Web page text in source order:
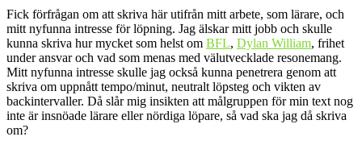
Fick förfrågan om att skriva här utifrån mitt arbete, som lärare, och
mitt nyfunna intresse för löpning. Jag älskar mitt jobb och skulle
kunna skriva hur mycket som helst om BFL, Dylan William, frihet
under ansvar och vad som menas med välutvecklade resonemang.
Mitt nyfunna intresse skulle jag också kunna penetrera genom att
skriva om uppnått tempo/minut, neutralt löpsteg och vikten av
backintervaller. Då slår mig insikten att målgruppen för min text nog
inte är insnöade lärare eller nördiga löpare, så vad ska jag då skriva
om?